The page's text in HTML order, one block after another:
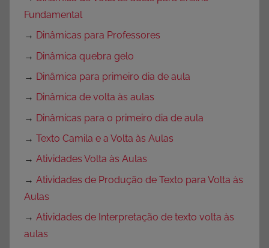
Fundamental
→ Dinâmicas para Professores
→ Dinâmica quebra gelo
→ Dinâmica para primeiro dia de aula
→ Dinâmica de volta às aulas
→ Dinâmicas para o primeiro dia de aula
→ Texto Camila e a Volta às Aulas
→ Atividades Volta às Aulas
→ Atividades de Produção de Texto para Volta às
Aulas
→ Atividades de Interpretação de texto volta às
aulas